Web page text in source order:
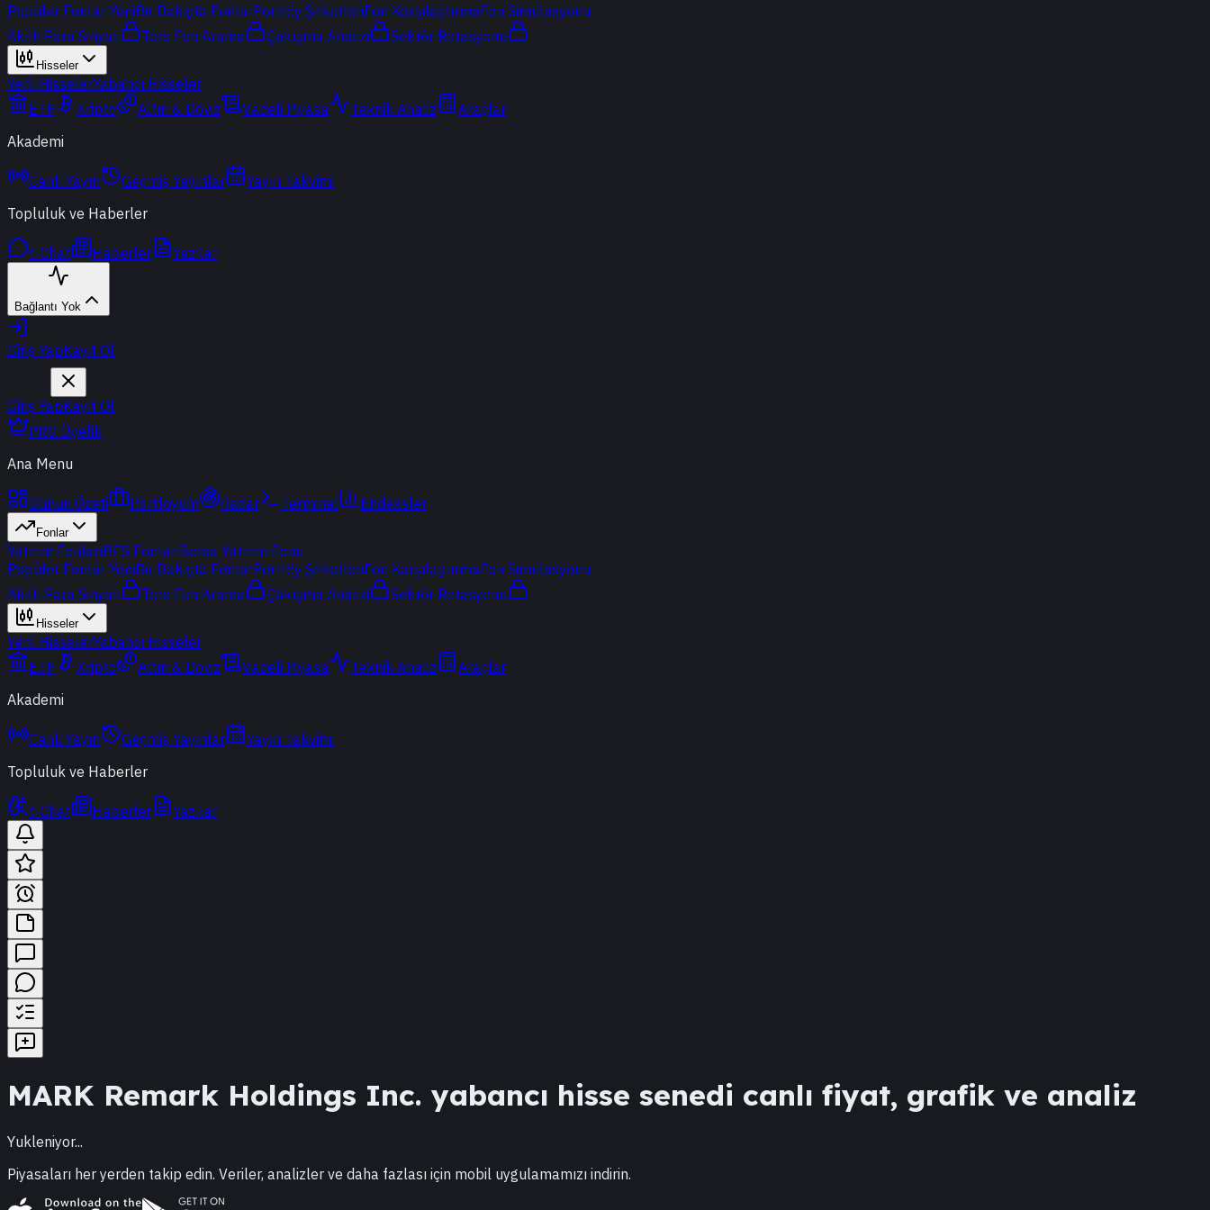
Popüler Fonlar YeniBir Bakışta FonlarPortföy ŞirketleriFon KarşılaştırmaFon Simülasyonu
Akıllı Para Sinyali
Ters Fon Arama Çakışma Analizi Sektör Rotasyonu
Hisseler
Yerli HisselerYabancı Hisseler
ETF
Kripto Altın & Döviz Vadeli Piyasa Teknik Analiz
Araçlar
Akademi
Canlı Yayın Geçmiş Yayınlar
Yayın Takvimi
Topluluk ve Haberler
t-Chat Haberler Yazılar
Bağlantı Yok
Giriş YapKayıt Ol
Giriş YapKayıt Ol
PRO Üyelik
Ana Menu
Günün Özeti Portföyüm Radar Terminal Endeksler
Fonlar
Yatırım FonlarıBES FonlarıBorsa Yatırım Fonu
Popüler Fonlar YeniBir Bakışta FonlarPortföy ŞirketleriFon KarşılaştırmaFon Simülasyonu
Akıllı Para Sinyali
Ters Fon Arama Çakışma Analizi Sektör Rotasyonu
Hisseler
Yerli HisselerYabancı Hisseler
ETF
Kripto Altın & Döviz Vadeli Piyasa Teknik Analiz
Araçlar
Akademi
Canlı Yayın Geçmiş Yayınlar
Yayın Takvimi
Topluluk ve Haberler
t-Chat Haberler Yazılar
MARK Remark Holdings Inc. yabancı hisse senedi canlı fiyat, grafik ve analiz
Yukleniyor...
Piyasaları her yerden takip edin. Veriler, analizler ve daha fazlası için mobil uygulamamızı indirin.